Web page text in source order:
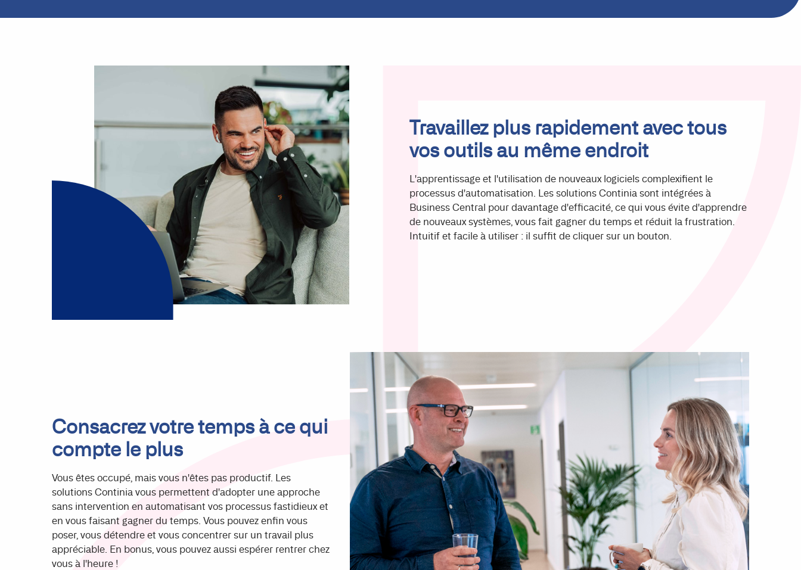
Travaillez plus rapidement avec tous
vos outils au même endroit
L'apprentissage et l'utilisation de nouveaux logiciels complexifient le
processus d'automatisation. Les solutions Continia sont intégrées à
Business Central pour davantage d'efficacité, ce qui vous évite d'apprendre
de nouveaux systèmes, vous fait gagner du temps et réduit la frustration.
Intuitif et facile à utiliser : il suffit de cliquer sur un bouton.
Consacrez votre temps à ce qui
compte le plus
Vous êtes occupé, mais vous n'êtes pas productif. Les
solutions Continia vous permettent d'adopter une approche
sans intervention en automatisant vos processus fastidieux et
en vous faisant gagner du temps. Vous pouvez enfin vous
poser, vous détendre et vous concentrer sur un travail plus
appréciable. En bonus, vous pouvez aussi espérer rentrer chez
vous à l'heure !